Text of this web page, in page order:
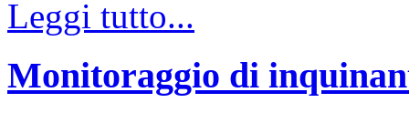
Leggi tutto...
Monitoraggio di